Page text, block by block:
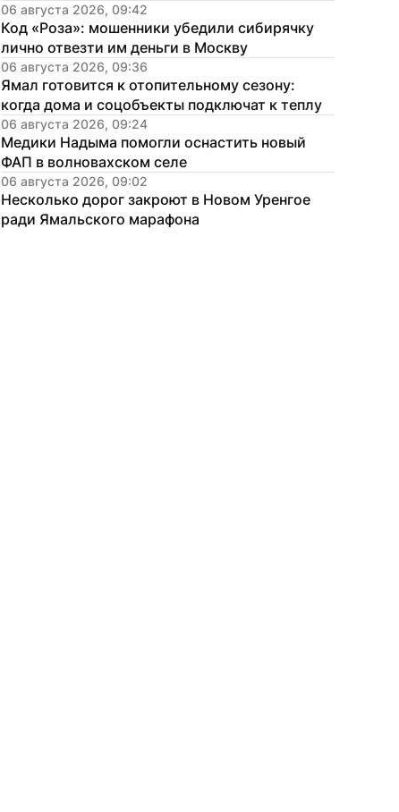
06 августа 2026, 09:42
Код «Роза»: мошенники убедили сибирячку
лично отвезти им деньги в Москву
06 августа 2026, 09:36
Ямал готовится к отопительному сезону:
когда дома и соцобъекты подключат к теплу
06 августа 2026, 09:24
Медики Надыма помогли оснастить новый
ФАП в волновахском селе
06 августа 2026, 09:02
Несколько дорог закроют в Новом Уренгое
ради Ямальского марафона